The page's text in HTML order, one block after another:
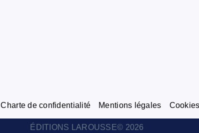
Charte de confidentialité Mentions légales
ÉDITIONS LAROUSSE© 2026